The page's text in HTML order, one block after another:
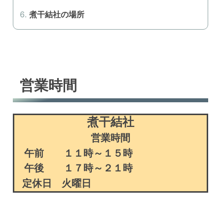
煮干結社の場所
営業時間
煮干結社
営業時間
午前 １１時～１５時
午後 １７時～２１時
定休日 火曜日